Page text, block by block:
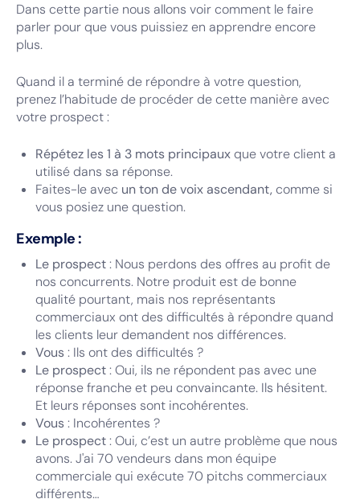
Dans cette partie nous allons voir comment le faire
parler pour que vous puissiez en apprendre encore
plus.
Quand il a terminé de répondre à votre question,
prenez l’habitude de procéder de cette manière avec
votre prospect :
Répétez les 1 à 3 mots principauxque votre client a
utilisé dans sa réponse.
Faites-le avec un ton de voix ascendant,comme si
vous posiez une question.
Exemple :
Le prospect: Nous perdons des offres au profit de
nos concurrents. Notre produit est de bonne
qualité pourtant, mais nos représentants
commerciaux ont des difficultés à répondre quand
les clients leur demandent nos différences.
Vous: Ils ont des difficultés ?
Le prospect: Oui, ils ne répondent pas avec une
réponse franche et peu convaincante. Ils hésitent.
Et leurs réponses sont incohérentes.
Vous: Incohérentes ?
Le prospect: Oui, c’est un autre problème que nous
avons. J'ai 70 vendeurs dans mon équipe
commerciale qui exécute 70 pitchs commerciaux
différents…